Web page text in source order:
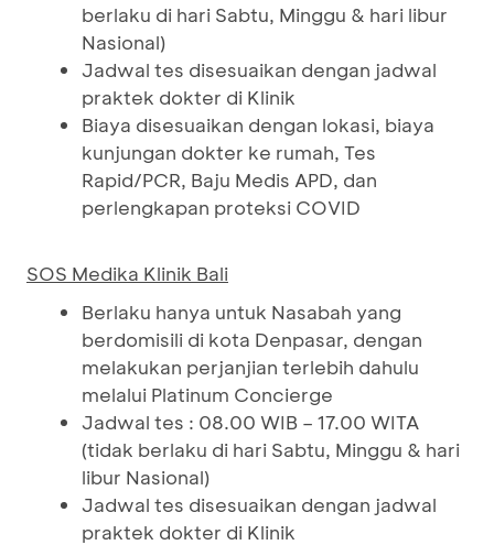
berlaku di hari Sabtu, Minggu & hari libur
Nasional)
Jadwal tes disesuaikan dengan jadwal
praktek dokter di Klinik
Biaya disesuaikan dengan lokasi, biaya
kunjungan dokter ke rumah, Tes
Rapid/PCR, Baju Medis APD, dan
perlengkapan proteksi COVID
SOS Medika Klinik Bali
Berlaku hanya untuk Nasabah yang
berdomisili di kota Denpasar, dengan
melakukan perjanjian terlebih dahulu
melalui Platinum Concierge
Jadwal tes : 08.00 WIB – 17.00 WITA
(tidak berlaku di hari Sabtu, Minggu & hari
libur Nasional)
Jadwal tes disesuaikan dengan jadwal
praktek dokter di Klinik